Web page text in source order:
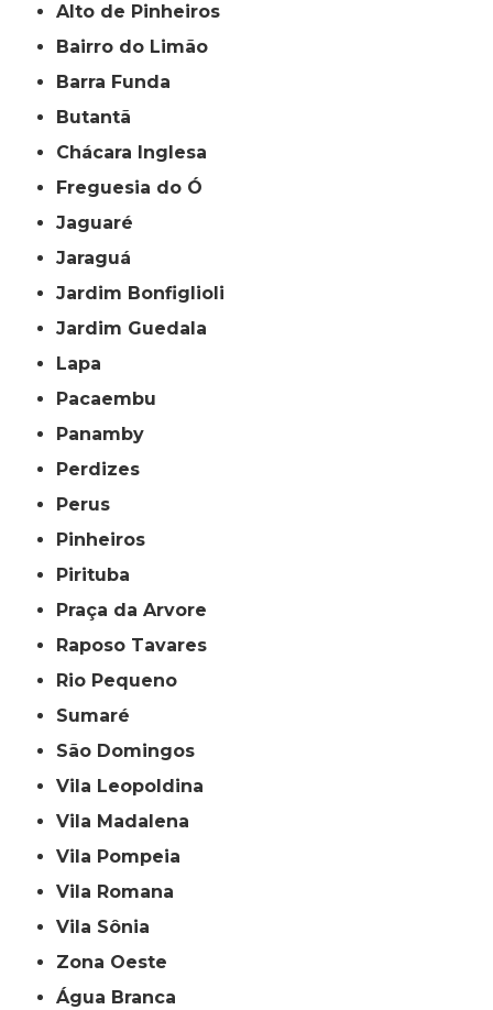
Alto de Pinheiros
Bairro do Limão
Barra Funda
Butantã
Chácara Inglesa
Freguesia do Ó
Jaguaré
Jaraguá
Jardim Bonfiglioli
Jardim Guedala
Lapa
Pacaembu
Panamby
Perdizes
Perus
Pinheiros
Pirituba
Praça da Arvore
Raposo Tavares
Rio Pequeno
Sumaré
São Domingos
Vila Leopoldina
Vila Madalena
Vila Pompeia
Vila Romana
Vila Sônia
Zona Oeste
Água Branca